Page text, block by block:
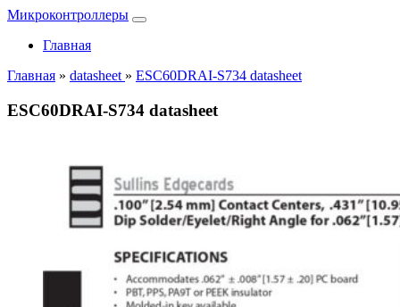
Микроконтроллеры
Главная
Главная » datasheet » ESC60DRAI-S734 datasheet
ESC60DRAI-S734 datasheet